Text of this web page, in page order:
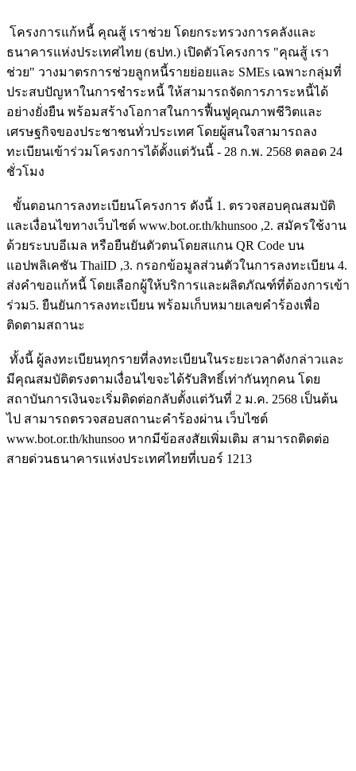
โครงการแก้หนี้ คุณสู้ เราช่วย โดยกระทรวงการคลังและ
ธนาคารแห่งประเทศไทย (ธปท.) เปิดตัวโครงการ "คุณสู้ เรา
ช่วย" วางมาตรการช่วยลูกหนี้รายย่อยและ SMEs เฉพาะกลุ่มที่
ประสบปัญหาในการชำระหนี้ ให้สามารถจัดการภาระหนี้ได้
อย่างยั่งยืน พร้อมสร้างโอกาสในการฟื้นฟูคุณภาพชีวิตและ
เศรษฐกิจของประชาชนทั่วประเทศ โดยผู้สนใจสามารถลง
ทะเบียนเข้าร่วมโครงการได้ตั้งแต่วันนี้ - 28 ก.พ. 2568 ตลอด 24
ชั่วโมง
ขั้นตอนการลงทะเบียนโครงการ ดังนี้ 1. ตรวจสอบคุณสมบัติ
และเงื่อนไขทางเว็บไซต์ www.bot.or.th/khunsoo ,2. สมัครใช้งาน
ด้วยระบบอีเมล หรือยืนยันตัวตนโดยสแกน QR Code บน
แอปพลิเคชัน ThaiID ,3. กรอกข้อมูลส่วนตัวในการลงทะเบียน 4.
ส่งคำขอแก้หนี้ โดยเลือกผู้ให้บริการและผลิตภัณฑ์ที่ต้องการเข้า
ร่วม5. ยืนยันการลงทะเบียน พร้อมเก็บหมายเลขคำร้องเพื่อ
ติดตามสถานะ
ทั้งนี้ ผู้ลงทะเบียนทุกรายที่ลงทะเบียนในระยะเวลาดังกล่าวและ
มีคุณสมบัติตรงตามเงื่อนไขจะได้รับสิทธิ์เท่ากันทุกคน โดย
สถาบันการเงินจะเริ่มติดต่อกลับตั้งแต่วันที่ 2 ม.ค. 2568 เป็นต้น
ไป สามารถตรวจสอบสถานะคำร้องผ่าน เว็บไซต์
www.bot.or.th/khunsoo หากมีข้อสงสัยเพิ่มเติม สามารถติดต่อ
สายด่วนธนาคารแห่งประเทศไทยที่เบอร์ 1213